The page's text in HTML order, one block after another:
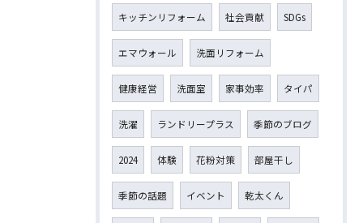
キッチンリフォーム 社会貢献 SDGs
エマウォール 洗面リフォーム
健康経営 洗面室 家事効率 タイパ
洗濯 ランドリープラス 季節のブログ
2024 体験 花粉対策 部屋干し
季節の話題 イベント 乾太くん